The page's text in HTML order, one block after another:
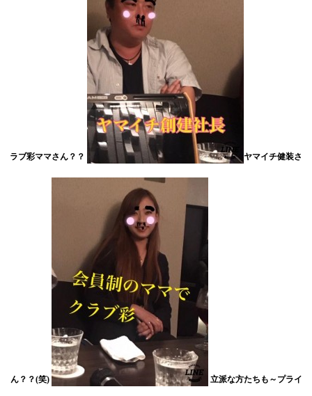
ラブ彩ママさん？？ ヤマイチ健装さ
ん？？(笑) 立派な方たちも～プライ